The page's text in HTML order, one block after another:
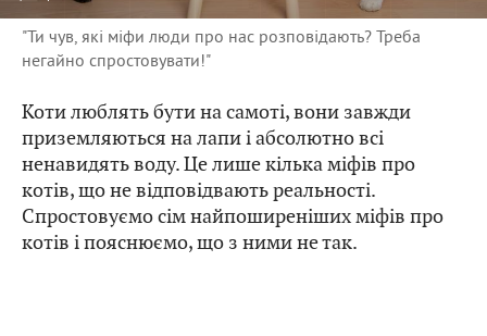
"Ти чув, які міфи люди про нас розповідають? Треба
негайно спростовувати!"
Коти люблять бути на самоті, вони завжди
приземляються на лапи і абсолютно всі
ненавидять воду. Це лише кілька міфів про
котів, що не відповідвають реальності.
Спростовуємо сім найпоширеніших міфів про
котів і пояснюємо, що з ними не так.